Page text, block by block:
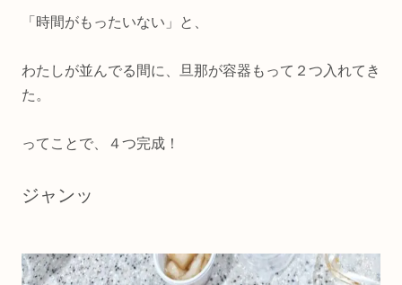
「時間がもったいない」と、
わたしが並んでる間に、旦那が容器もって２つ入れてき
た。
ってことで、４つ完成！
ジャンッ